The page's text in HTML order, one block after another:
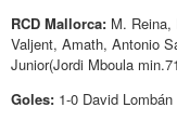
RCD Mallorca: M.
Valjent, Amath, Antonio
Junior(Jordi Mboula
Goles: 1-0 David